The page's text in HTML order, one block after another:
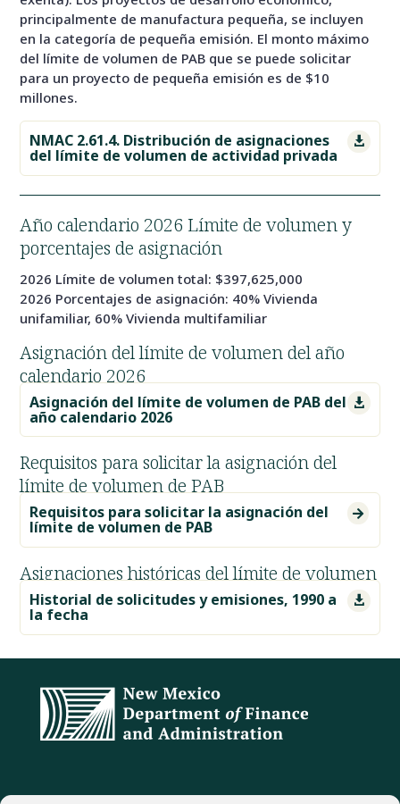
principalmente de manufactura pequeña, se incluyen
en la categoría de pequeña emisión. El monto máximo
del límite de volumen de PAB que se puede solicitar
para un proyecto de pequeña emisión es de $10
millones.

NMAC 2.61.4. Distribución de asignaciones
del límite de volumen de actividad privada
Año calendario 2026 Límite de volumen y
porcentajes de asignación
2026 Límite de volumen total: $397,625,000
2026 Porcentajes de asignación: 40% Vivienda
unifamiliar, 60% Vivienda multifamiliar
Asignación del límite de volumen del año
calendario 2026

Asignación del límite de volumen de PAB del
año calendario 2026
Requisitos para solicitar la asignación del
límite de volumen de PAB

Requisitos para solicitar la asignación del
límite de volumen de PAB
Asignaciones históricas del límite de volumen

Historial de solicitudes y emisiones, 1990 a
la fecha